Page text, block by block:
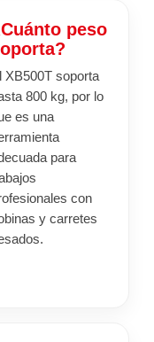
peso
XB500T soporta
800 kg, por lo
es una
para
con
y carretes